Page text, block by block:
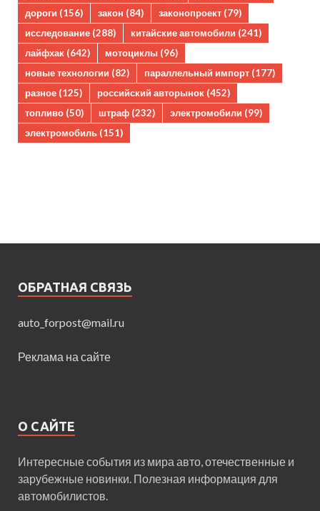
дороги (156) закон (84) законопроект (79)
исследование (288) китайские автомобили (241)
лайфхак (642) мотоциклы (96)
новые технологии (82) параллельный импорт (177)
разное (125) российский авторынок (452)
топливо (50) штраф (232) электромобили (99)
электромобиль (151)
ОБРАТНАЯ СВЯЗЬ
auto_forpost@mail.ru
Реклама на сайте
О САЙТЕ
Интересные события из мира авто, отечественные и
зарубежные новинки. Полезная информация для
автомобилистов.